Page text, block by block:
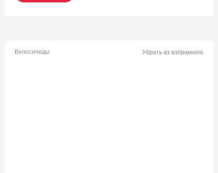
Велосипеды Убрать из избранного